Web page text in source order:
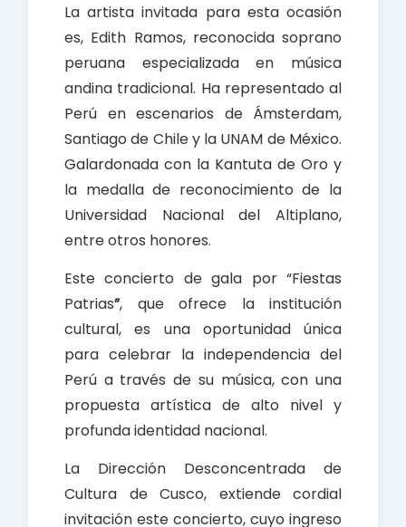
La artista invitada para esta ocasión
es, Edith Ramos, reconocida soprano
peruana especializada en música
andina tradicional. Ha representado al
Perú en escenarios de Ámsterdam,
Santiago de Chile y la UNAM de México.
Galardonada con la Kantuta de Oro y
la medalla de reconocimiento de la
Universidad Nacional del Altiplano,
entre otros honores.
Este concierto de gala por “Fiestas
Patrias”, que ofrece la institución
cultural, es una oportunidad única
para celebrar la independencia del
Perú a través de su música, con una
propuesta artística de alto nivel y
profunda identidad nacional.
La Dirección Desconcentrada de
Cultura de Cusco, extiende cordial
invitación este concierto, cuyo ingreso